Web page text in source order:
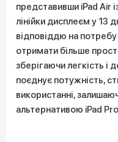
представивши iPad Air
лінійки дисплеєм у 13
відповіддю на потребу
отримати більше
зберігаючи легкість і
поєднує потужність,
використанні,
альтернативою iPad